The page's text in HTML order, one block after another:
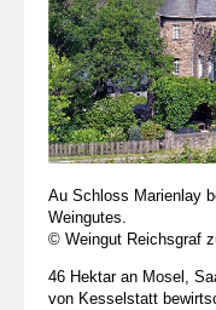
Au Schloss Marienlay
Weingutes.
© Weingut Reichsgraf
46 Hektar an Mosel,
von Kesselstatt